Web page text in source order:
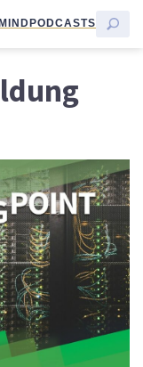
PODCASTS